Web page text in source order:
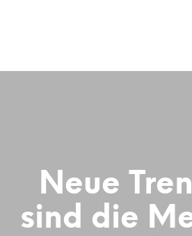
Neue
sind die